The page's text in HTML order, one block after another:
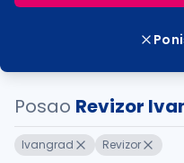
Posao Revizor
Ivangrad Revizor